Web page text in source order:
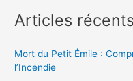
Articles récents
Mort du Petit Émile :
l’Incendie